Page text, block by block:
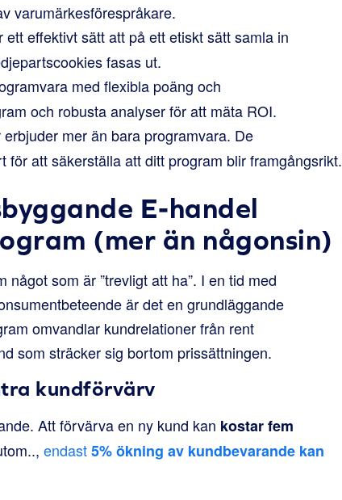
varumärkesförespråkare.
ett effektivt sätt att på ett etiskt sätt samla in
fasas ut.
med flexibla poäng och
och robusta analyser för att mäta ROI.
mer än bara programvara. De
att säkerställa att ditt program blir framgångsrikt.
E-handel
(mer än någonsin)
som är ”trevligt att ha”. I en tid med
är det en grundläggande
omvandlar kundrelationer från rent
som sträcker sig bortom prissättningen.
kundförvärv
Att förvärva en ny kund kan kostar fem
endast5% ökning av kundbevarande kan